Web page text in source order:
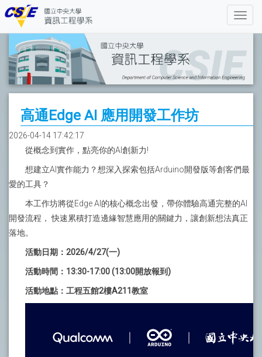
高通Edge AI 應用開發工作坊
2026-04-14 17:42:17
從概念到實作，點亮你的AI創新力!
想建立AI實作能力？想深入探索包括Arduino開發版等創客們最
愛的工具？
本工作坊將從Edge AI的核心概念出發，帶你體驗高通完整的AI
開發流程， 快速累積打造邊緣智慧應用的關鍵力，讓創新想法真正
落地。
活動日期：2026/4/27(一)
活動時間：13:30-17:00 (13:00開放報到)
活動地點：工程五館2樓A211教室